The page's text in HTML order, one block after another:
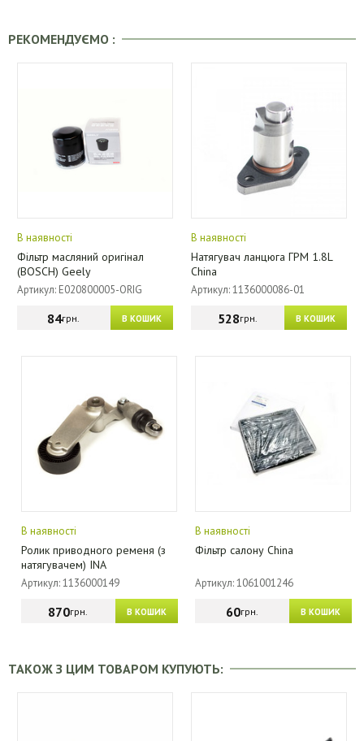
РЕКОМЕНДУЄМО :
В наявності
Фільтр масляний оригінал
(BOSCH) Geely
Артикул: E020800005-ORIG
В КОШИК
84грн.
В наявності
Натягувач ланцюга ГРМ 1.8L
China
Артикул: 1136000086-01
В КОШИК
528грн.
В наявності
Ролик приводного ременя (з
натягувачем) INA
Артикул: 1136000149
В КОШИК
870грн.
В наявності
Фільтр салону China
Артикул: 1061001246
В КОШИК
60грн.
ТАКОЖ З ЦИМ ТОВАРОМ КУПУЮТЬ: